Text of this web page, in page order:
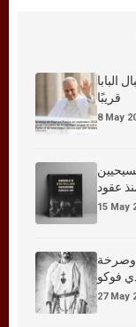
البابا
قريبًا
8 May
عقود
15 May
وصرخة
فوكو
27 May